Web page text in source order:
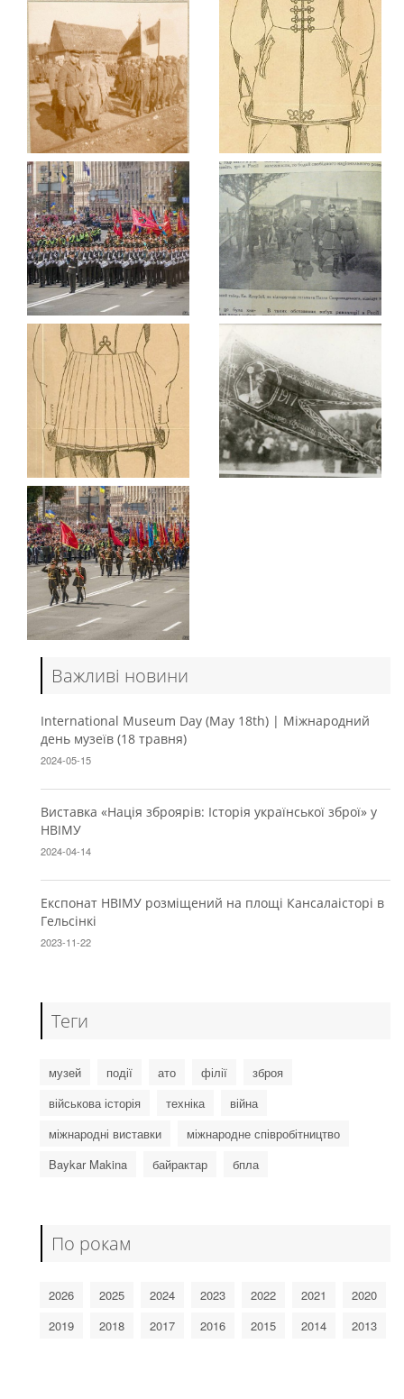
Важливі новини
International Museum Day (May 18th) | Міжнародний
день музеїв (18 травня)
2024-05-15
Виставка «Нація зброярів: Історія української зброї» у
НВІМУ
2024-04-14
Експонат НВІМУ розміщений на площі Кансалаісторі в
Гельсінкі
2023-11-22
Теги
музей події ато філії
зброя
військова історія
техніка
війна
міжнародні виставки
міжнародне співробітництво
Baykar Makina
байрактар бпла
По рокам
2026 2025 2024 2023 2022 2021
2020
2019
2018 2017 2016 2015 2014 2013